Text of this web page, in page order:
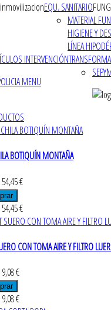
EQU. SANITARIO
MATERIAL
HIGIENE Y
LÍNEA
INTERVENCIÓN
BOTIQUÍN MONTAÑA
€
€
CON TOMA AIRE Y FILTRO
€
€